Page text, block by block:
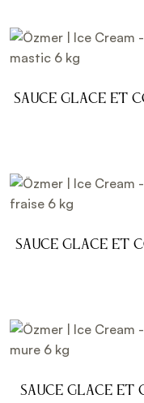
Sauce glace et
Sauce glace et
Sauce glace et